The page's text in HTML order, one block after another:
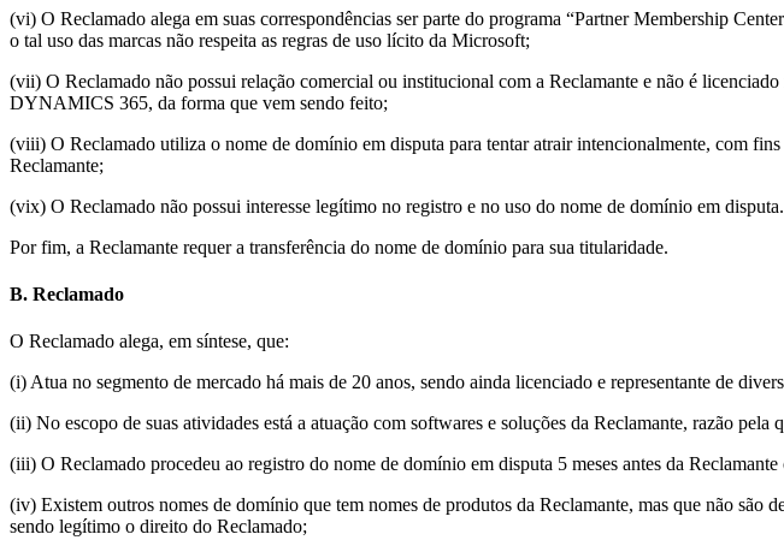
(vi) O Reclamado alega em suas correspondências ser parte do programa “Partner Membership
o tal uso das marcas não respeita as regras de uso lícito da Microsoft;
(vii) O Reclamado não possui relação comercial ou institucional com a Reclamante e não é
DYNAMICS 365, da forma que vem sendo feito;
(viii) O Reclamado utiliza o nome de domínio em disputa para tentar atrair intencionalmente, com
Reclamante;
(vix) O Reclamado não possui interesse legítimo no registro e no uso do nome de domínio em disputa.
Por fim, a Reclamante requer a transferência do nome de domínio para sua titularidade.
B. Reclamado
O Reclamado alega, em síntese, que:
(i) Atua no segmento de mercado há mais de 20 anos, sendo ainda licenciado e representante de
(ii) No escopo de suas atividades está a atuação com softwares e soluções da Reclamante, razão pela
(iii) O Reclamado procedeu ao registro do nome de domínio em disputa 5 meses antes da
(iv) Existem outros nomes de domínio que tem nomes de produtos da Reclamante, mas que não são
sendo legítimo o direito do Reclamado;